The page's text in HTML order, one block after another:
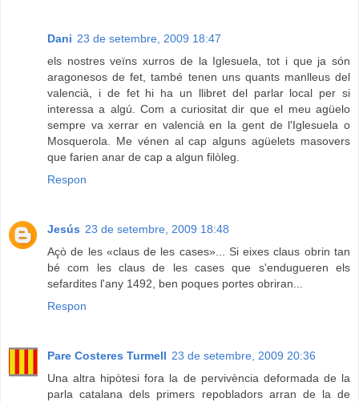
Dani 23 de setembre, 2009 18:47
els nostres veïns xurros de la Iglesuela, tot i que ja són
aragonesos de fet, també tenen uns quants manlleus del
valencià, i de fet hi ha un llibret del parlar local per si
interessa a algú. Com a curiositat dir que el meu agüelo
sempre va xerrar en valencià en la gent de l'Iglesuela o
Mosquerola. Me vénen al cap alguns agüelets masovers
que farien anar de cap a algun filòleg.
Respon
Jesús 23 de setembre, 2009 18:48
Açò de les «claus de les cases»... Si eixes claus obrin tan
bé com les claus de les cases que s'endugueren els
sefardites l'any 1492, ben poques portes obriran...
Respon
Pare Costeres Turmell 23 de setembre, 2009 20:36
Una altra hipòtesi fora la de pervivència deformada de la
parla catalana dels primers repobladors arran de la de